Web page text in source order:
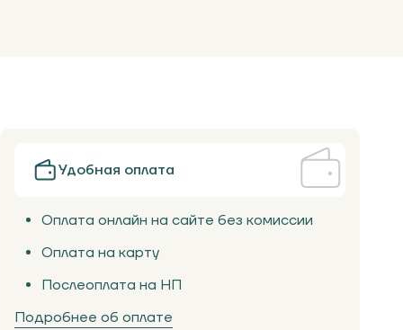
Удобная оплата
Оплата онлайн на сайте без комиссии
Оплата на карту
Послеоплата на НП
Подробнее об оплате